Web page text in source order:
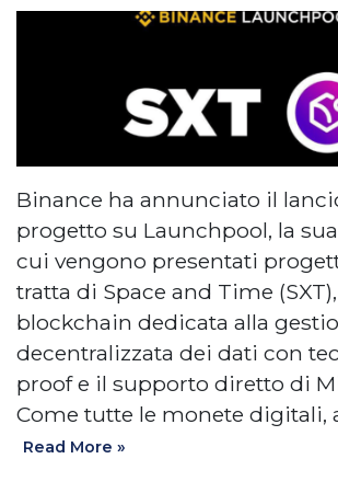
Binance ha annunciato il
progetto su Launchpool, la
cui vengono presentati
tratta di Space and Time
blockchain dedicata alla
decentralizzata dei dati con
proof e il supporto diretto di
Come tutte le monete digitali,
Read More »